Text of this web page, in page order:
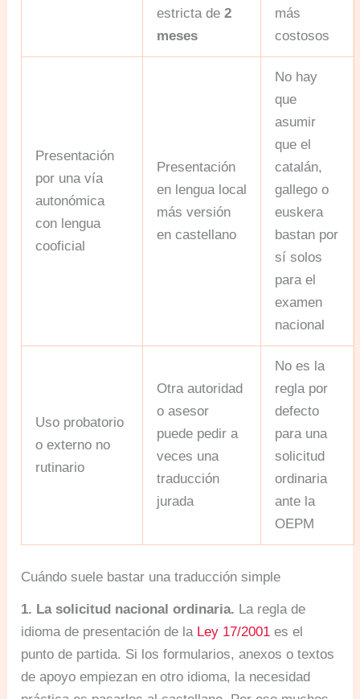
estricta de2
meses
más
costosos
Presentación
por una vía
autonómica
con lengua
cooficial
Presentación
en lengua local
más versión
en castellano
No hay
que
asumir
que el
catalán,
gallego o
euskera
bastan por
sí solos
para el
examen
nacional
Uso probatorio
o externo no
rutinario
Otra autoridad
o asesor
puede pedir a
veces una
traducción
jurada
No es la
regla por
defecto
para una
solicitud
ordinaria
ante la
OEPM
Cuándo suele bastar una traducción simple
1. La solicitud nacional ordinaria. La regla de
idioma de presentación de la Ley 17/2001 es el
punto de partida. Si los formularios, anexos o textos
de apoyo empiezan en otro idioma, la necesidad